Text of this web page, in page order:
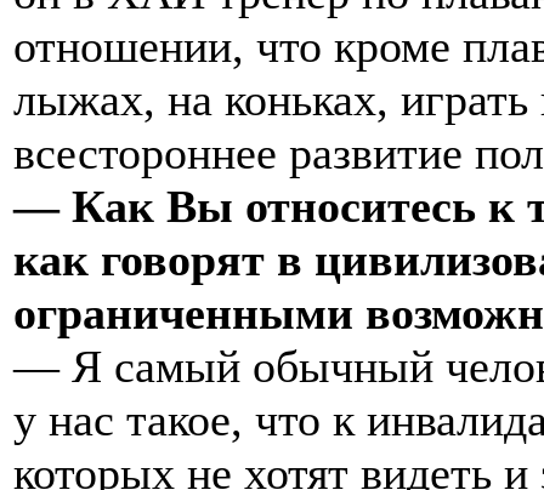
отношении, что кроме
лыжах, на коньках,
всестороннее развитие
— Как Вы относитесь к
как говорят в
ограниченными
— Я самый обычный
у нас такое, что к
которых не хотят видеть